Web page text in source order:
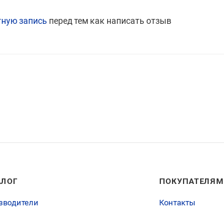
запись перед тем как написать отзыв
ПОКУПАТЕЛЯМ
Контакты